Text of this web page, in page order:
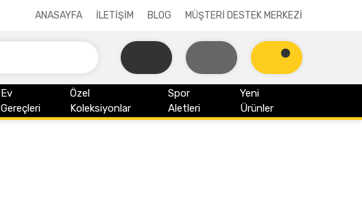
ANASAYFA İLETİŞİM BLOG MÜŞTERİ DESTEK MERKEZİ
Ev
Gereçleri
Özel
Koleksiyonlar
Spor
Aletleri
Yeni
Ürünler